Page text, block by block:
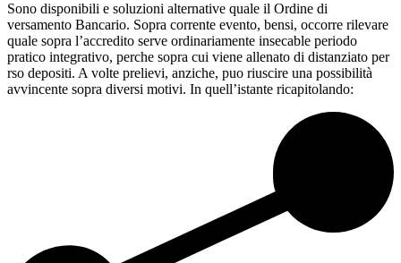
Sono disponibili e soluzioni alternative quale il Ordine di
versamento Bancario. Sopra corrente evento, bensi, occorre rilevare
quale sopra l’accredito serve ordinariamente insecable periodo
pratico integrativo, perche sopra cui viene allenato di distanziato per
rso depositi. A volte prelievi, anziche, puo riuscire una possibilità
avvincente sopra diversi motivi. In quell’istante ricapitolando: